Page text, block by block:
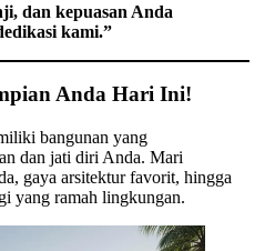
dan kepuasan Anda
kami.”
Anda Hari Ini!
bangunan yang
dan jati diri Anda. Mari
gaya arsitektur favorit, hingga
yang ramah lingkungan.